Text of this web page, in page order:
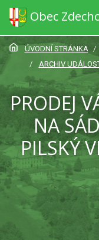
Obec
ÚVODNÍ STRÁNKA
ARCHIV
PRODEJ
NA
PILSKÝ